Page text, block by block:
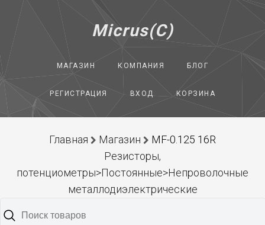
Micrus(C)
МАГАЗИН КОМПАНИЯ БЛОГ
РЕГИСТРАЦИЯ ВХОД КОРЗИНА
Главная Магазин
MF-0.125 16R
Резисторы,
потенциометры>Постоянные>Непроволочные
металлодиэлектрические